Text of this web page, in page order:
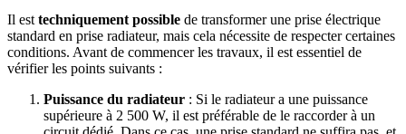
Il est techniquement possible de transformer une prise électrique
standard en prise radiateur, mais cela nécessite de respecter certaines
conditions. Avant de commencer les travaux, il est essentiel de
vérifier les points suivants :
Puissance du radiateur : Si le radiateur a une puissance
supérieure à 2 500 W, il est préférable de le raccorder à un